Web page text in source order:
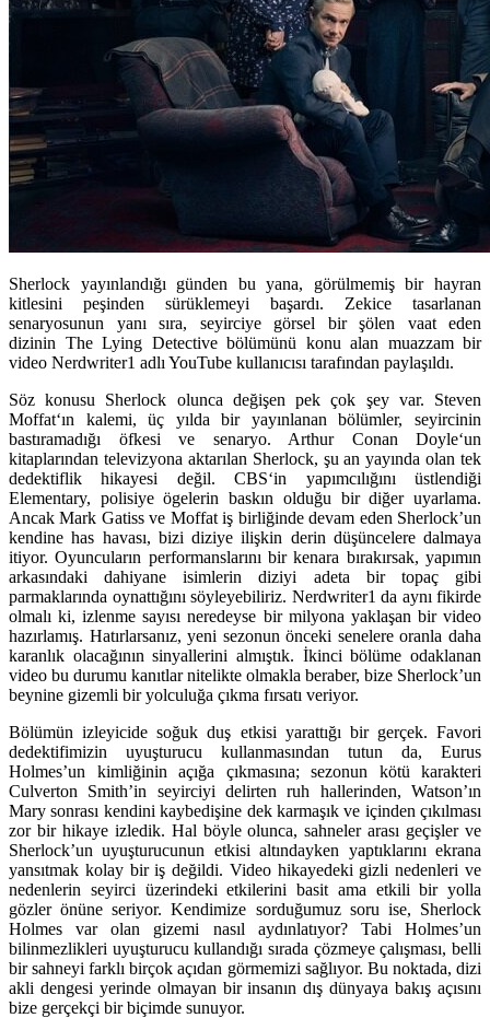
Sherlock yayınlandığı günden bu yana, görülmemiş bir hayran
kitlesini peşinden sürüklemeyi başardı. Zekice tasarlanan
senaryosunun yanı sıra, seyirciye görsel bir şölen vaat eden
dizinin The Lying Detective bölümünü konu alan muazzam bir
video Nerdwriter1 adlı YouTube kullanıcısı tarafından paylaşıldı.
Söz konusu Sherlock olunca değişen pek çok şey var. Steven
Moffat‘ın kalemi, üç yılda bir yayınlanan bölümler, seyircinin
bastıramadığı öfkesi ve senaryo. Arthur Conan Doyle‘un
kitaplarından televizyona aktarılan Sherlock, şu an yayında olan tek
dedektiflik hikayesi değil. CBS‘in
yapımcılığını üstlendiği
Elementary, polisiye ögelerin baskın olduğu bir diğer uyarlama.
AncakMark Gatissve Moffat iş birliğinde devam eden Sherlock’un
kendine has havası, bizi diziye ilişkin derin düşüncelere dalmaya
itiyor. Oyuncuların performanslarını bir kenara bırakırsak, yapımın
arkasındaki dahiyane isimlerin diziyi adeta bir topaç gibi
parmaklarında oynattığını söyleyebiliriz. Nerdwriter1 da aynı fikirde
olmalı ki, izlenme sayısı neredeyse bir milyona yaklaşan bir video
hazırlamış. Hatırlarsanız, yeni sezonun önceki senelere oranla daha
karanlık olacağının sinyallerini almıştık. İkinci bölüme odaklanan
video bu durumu kanıtlar nitelikte olmakla beraber, bize Sherlock’un
beynine gizemli bir yolculuğa çıkma fırsatı veriyor.
Bölümün izleyicide soğuk duş etkisi yarattığı bir gerçek. Favori
dedektifimizin uyuşturucu kullanmasından tutun da, Eurus
Holmes’un kimliğinin açığa çıkmasına; sezonun kötü karakteri
Culverton Smith’in seyirciyi delirten ruh hallerinden, Watson’ın
Mary sonrası kendini kaybedişine dek karmaşık ve içinden çıkılması
zor bir hikaye izledik. Hal böyle olunca, sahneler arası geçişler ve
Sherlock’un uyuşturucunun etkisi altındayken yaptıklarını ekrana
yansıtmak kolay bir iş değildi. Video hikayedeki gizli nedenleri ve
nedenlerin seyirci üzerindeki etkilerini basit ama etkili bir yolla
gözler önüne seriyor. Kendimize sorduğumuz soru ise, Sherlock
Holmes var olan gizemi nasıl aydınlatıyor? Tabi Holmes’un
bilinmezlikleri uyuşturucu kullandığı sırada çözmeye çalışması, belli
bir sahneyi farklı birçok açıdan görmemizi sağlıyor. Bu noktada, dizi
akli dengesi yerinde olmayan bir insanın dış dünyaya bakış açısını
bize gerçekçi bir biçimde sunuyor.